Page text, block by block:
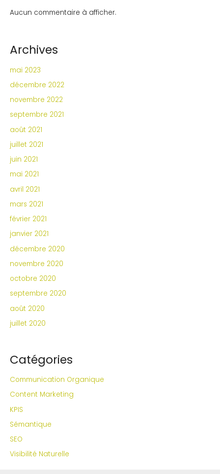
Aucun commentaire à afficher.
Archives
mai 2023
décembre 2022
novembre 2022
septembre 2021
août 2021
juillet 2021
juin 2021
mai 2021
avril 2021
mars 2021
février 2021
janvier 2021
décembre 2020
novembre 2020
octobre 2020
septembre 2020
août 2020
juillet 2020
Catégories
Communication Organique
Content Marketing
KPIS
Sémantique
SEO
Visibilité Naturelle